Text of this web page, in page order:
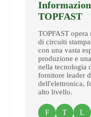
TOPFAST
TOPFAST
di circuiti
con una vasta
produzione e
nella tecnologia
fornitore leader
dell'elettronica,
alto livello.
F T L